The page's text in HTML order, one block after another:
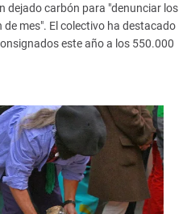
dejado carbón para "denunciar los
mes". El colectivo ha destacado
este año a los 550.000